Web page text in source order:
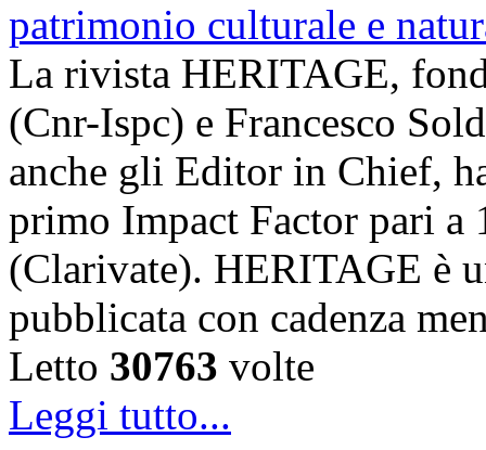
La rivista HERITAGE,
(Cnr-Ispc) e Francesco
anche gli Editor in Chief,
primo Impact Factor pari a
(Clarivate). HERITAGE è
pubblicata con cadenza
Letto 30763 volte
Leggi tutto...